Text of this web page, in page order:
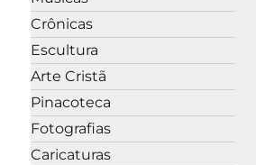
Crônicas
Escultura
Arte Cristã
Pinacoteca
Fotografias
Caricaturas